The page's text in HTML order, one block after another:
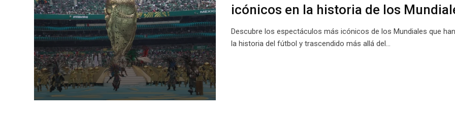
icónicos en la historia de los
Descubre los espectáculos más icónicos de los Mundiales que
la historia del fútbol y trascendido más allá del…